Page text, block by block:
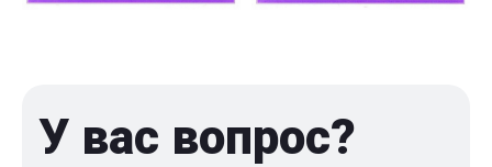
У вас вопрос?